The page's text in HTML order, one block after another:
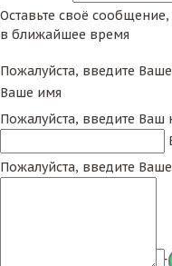
Оставьте своё
в ближайшее время
Пожалуйста, введите
Ваше имя
Пожалуйста, введите Ваш
Пожалуйста, введите